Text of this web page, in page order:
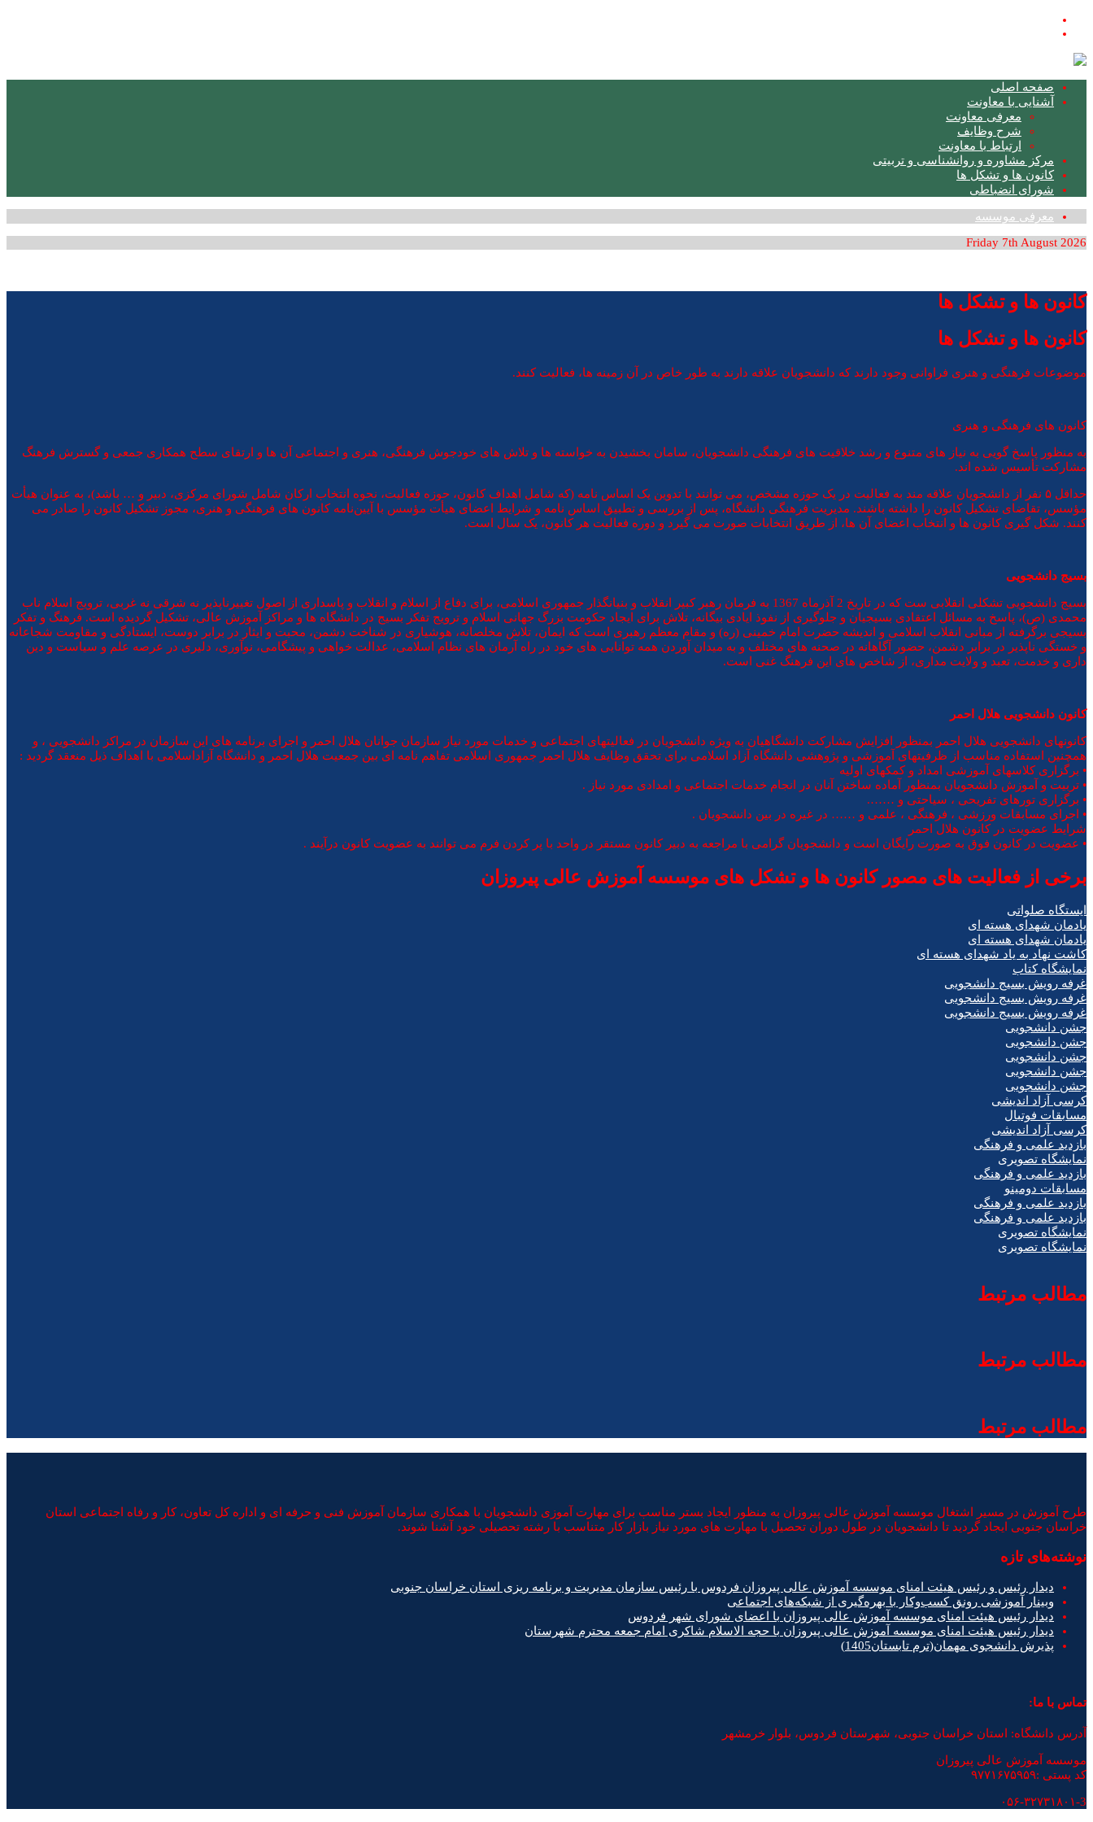
صفحه اصلی
آشنایی با معاونت
معرفی معاونت
شرح وظایف
ارتباط با معاونت
مرکز مشاوره و روانشناسی و تربیتی
کانون ها و تشکل ها
شورای انضباطی
معرفی موسسه
Friday 7th August 2026
کانون ها و تشکل ها
کانون ها و تشکل ها
موضوعات فرهنگی و هنری فراوانی وجود دارند که دانشجویان علاقه دارند به طور خاص در آن زمینه ها، فعالیت کنند.
کانون های فرهنگی و هنری
به منظور پاسخ گویی به نياز های متنوع و رشد خلاقيت های فرهنگی دانشجويان، سامان بخشيدن به خواسته ها و تلاش های خودجوش فرهنگی، هنری و اجتماعی آن ها و ارتقای سطح همکاری جمعی و گسترش فرهنگ
مشارکت تأسیس شده اند.
حداقل ۵ نفر از دانشجويان علاقه مند به فعاليت در يک حوزه مشخص، می توانند با تدوين يک اساس نامه (که شامل اهداف کانون، حوزه فعاليت، نحوه انتخاب ارکان شامل شورای مرکزی، دبير و … باشد)، به عنوان هيأت
مؤسس، تقاضای تشکيل کانون را داشته باشند. مديريت فرهنگی دانشگاه، پس از بررسی و تطبيق اساس نامه و شرايط اعضای هيأت مؤسس با آیین‌نامه کانون های فرهنگی و هنری، مجوز تشکيل کانون را صادر می
کنند. شکل گيری کانون ها و انتخاب اعضای آن ها، از طريق انتخابات صورت می گيرد و دوره فعاليت هر کانون، يک سال است.
بسیج دانشجویی
بسیج دانشجویی تشکلی انقلابی ست که در تاریخ 2 آذرماه 1367 به فرمان رهبر کبیر انقلاب و بنیانگذار جمهوری اسلامی، برای دفاع از اسلام و انقلاب و پاسداری از اصول تغییرناپذیر نه شرقی نه غربی، ترویج اسلام ناب
محمدی (ص)، پاسخ به مسائل اعتقادی بسیجیان و جلوگیری از نفوذ ایادی بیگانه، تلاش برای ایجاد حکومت بزرگ جهانی اسلام و ترویج تفکر بسیج در دانشگاه ها و مراکز آموزش عالی، تشکیل گردیده است. فرهنگ و تفکر
بسیجی برگرفته از مبانی انقلاب اسلامی و اندیشه حضرت امام خمینی (ره) و مقام معظم رهبری است که ایمان، تلاش مخلصانه، هوشیاری در شناخت دشمن، محبت و ایثار در برابر دوست، ایستادگی و مقاومت شجاعانه
و خستگی ناپذیر در برابر دشمن، حضور آگاهانه در صحنه های مختلف و به میدان آوردن همه توانایی های خود در راه آرمان های نظام اسلامی، عدالت خواهی و پیشگامی، نوآوری، دلیری در عرصه علم و سیاست و دین
داری و خدمت، تعبد و ولایت مداری، از شاخص های این فرهنگ غنی است.
کانون دانشجویی هلال احمر
کانونهای دانشجویی هلال احمر بمنظور افزایش مشارکت دانشگاهیان به ویژه دانشجویان در فعالیتهای اجتماعی و خدمات مورد نیاز سازمان جوانان هلال احمر و اجرای برنامه های این سازمان در مراکز دانشجویی ، و
همچنین استفاده مناسب از ظرفیتهای آموزشی و پژوهشی دانشگاه آزاد اسلامی برای تحقق وظایف هلال احمر جمهوری اسلامی تفاهم نامه ای بین جمعیت هلال احمر و دانشگاه آزاداسلامی با اهداف ذیل منعقد گردید :
• برگزاری کلاسهای آموزشی امداد و کمکهای اولیه
• تربیت و آموزش دانشجویان بمنظور آماده ساختن آنان در انجام خدمات اجتماعی و امدادی مورد نیاز .
• برگزاری تورهای تفریحی ، سیاحتی و …….
• اجرای مسابقات ورزشی ، فرهنگی ، علمی و …… در غیره در بین دانشجویان .
شرایط عضویت در کانون هلال احمر
• عضویت در کانون فوق به صورت رایگان است و دانشجویان گرامی با مراجعه به دبیر کانون مستقر در واحد با پر کردن فرم می توانند به عضویت کانون درآیند .
برخی از فعالیت های مصور کانون ها و تشکل های موسسه آموزش عالی پیروزان
ایستگاه صلواتی
یادمان شهدای هسته ای
یادمان شهدای هسته ای
کاشت نهاد به یاد شهدای هسته ای
نمایشگاه کتاب
غرفه رویش بسیج دانشجویی
غرفه رویش بسیج دانشجویی
غرفه رویش بسیج دانشجویی
جشن دانشجویی
جشن دانشجویی
جشن دانشجویی
جشن دانشجویی
جشن دانشجویی
کرسی آزاد اندیشی
مسابقات فوتبال
کرسی آزاد اندیشی
بازدید علمی و فرهنگی
نمایشگاه تصویری
بازدید علمی و فرهنگی
مسابقات دومینو
بازدید علمی و فرهنگی
بازدید علمی و فرهنگی
نمایشگاه تصویری
نمایشگاه تصویری
مطالب مرتبط
مطالب مرتبط
مطالب مرتبط
طرح آموزش در مسیر اشتغال موسسه آموزش عالی پیروزان به منظور ایجاد بستر مناسب برای مهارت آموزی دانشجویان با همکاری سازمان آموزش فنی و حرفه ای و اداره کل تعاون، کار و رفاه اجتماعی استان
خراسان جنوبی ایجاد گردید تا دانشجویان در طول دوران تحصیل با مهارت های مورد نیاز بازار کار متناسب با رشته تحصیلی خود آشنا شوند.
نوشته‌های تازه
دیدار رئیس و رئیس هیئت امنای موسسه آموزش عالی پیروزان فردوس با رئیس سازمان مدیریت و برنامه ریزی استان خراسان جنوبی
وبینار آموزشی رونق کسب‌وکار با بهره‌گیری از شبکه‌های اجتماعی
دیدار رئیس هیئت امنای موسسه آموزش عالی پیروزان با اعضای شورای شهر فردوس
دیدار رئیس هیئت امنای موسسه آموزش عالی پیروزان با حجه الاسلام شاکری امام جمعه محترم شهرستان
پذیرش دانشجوی مهمان(ترم تابستان1405)
تماس با ما:
آدرس دانشگاه: استان خراسان جنوبی، شهرستان فردوس، بلوار خرمشهر
موسسه آموزش عالی پیروزان
کد پستی :۹۷۷۱۶۷۵۹۵۹
۰۵۶-۳۲۷۳۱۸۰۱-3